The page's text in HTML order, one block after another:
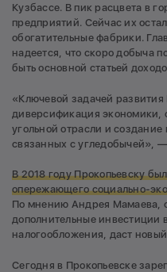
Кузбассе. В пик расцвета в
предприятий. Сейчас их
обогатительные фабрики.
надеется, что скоро добыча
быть основной статьей
«Ключевой задачей развития
диверсификация экономики,
угольной отрасли и
связанных с угледобычей»,
В 2018 году Прокопьевску
опережающего социально-
По мнению Андрея Мамаева,
дополнительные инвестиции
налогообложения, даст
Сегодня в Прокопьевске